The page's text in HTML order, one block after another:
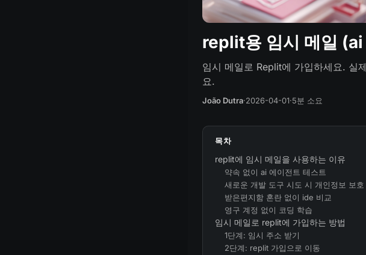
replit용 임시 메일 (ai
임시 메일로 Replit에 가입하세요. 실
요.
João Dutra·2026-04-01·5분 소요
목차
replit에 임시 메일을 사용하는 이유
약속 없이 ai 에이전트 테스트
새로운 개발 도구 시도 시 개인정보 보호
받은편지함 혼란 없이 ide 비교
영구 계정 없이 코딩 학습
임시 메일로 replit에 가입하는 방법
1단계: 임시 주소 받기
2단계: replit 가입으로 이동